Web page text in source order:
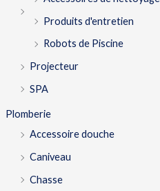
Produits d'entretien
Robots de Piscine
Projecteur
SPA
Plomberie
Accessoire douche
Caniveau
Chasse